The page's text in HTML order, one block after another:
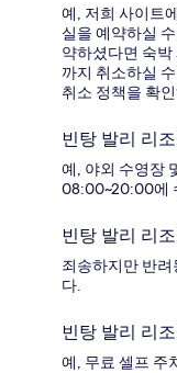
예, 저희 사이트
실을 예약하실
약하셨다면 숙
까지 취소하실
취소 정책을 확
빈탕 발리 리
예, 야외 수영장
08:00~20:00에
빈탕 발리 리
죄송하지만 반
다.
빈탕 발리 리
예, 무료 셀프 주